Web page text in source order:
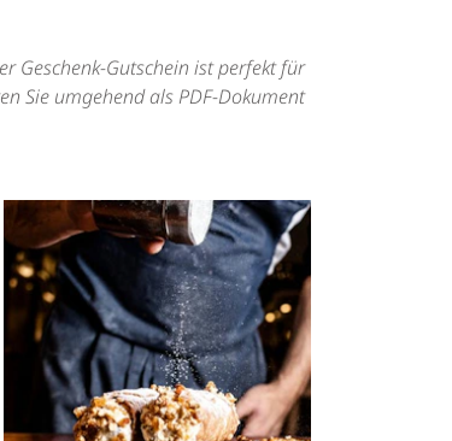
Geschenk-Gutschein ist perfekt für
Sie umgehend als PDF-Dokument